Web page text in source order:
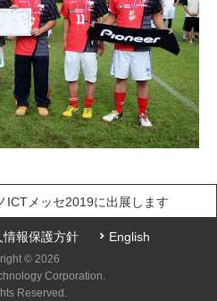
ICTメッセ2019に出展します
情報保護方針 English
© 2026
Corporation.
Reserved.